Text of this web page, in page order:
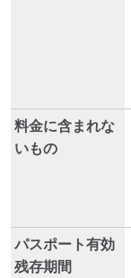
料金に含まれな
いもの
パスポート有効
残存期間